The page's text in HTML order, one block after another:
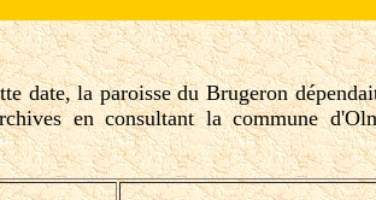
date, la paroisse du Brugeron
en consultant la commune